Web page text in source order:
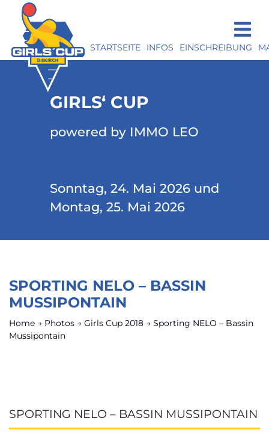
STARTSEITE INFOS EINSCHREIBUNG
GIRLS‘ CUP
powered by IMMO LEO
Sonntag, 24. Mai 2026 und
Montag, 25. Mai 2026
SPORTING NELO – BASSIN
MUSSIPONTAIN
Home → Photos → Girls Cup 2018 → Sporting NELO – Bassin
Mussipontain
SPORTING NELO – BASSIN MUSSIPONTAIN